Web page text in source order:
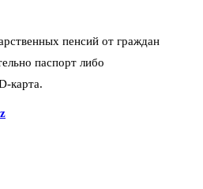
пенсий от граждан
паспорт либо
карта.